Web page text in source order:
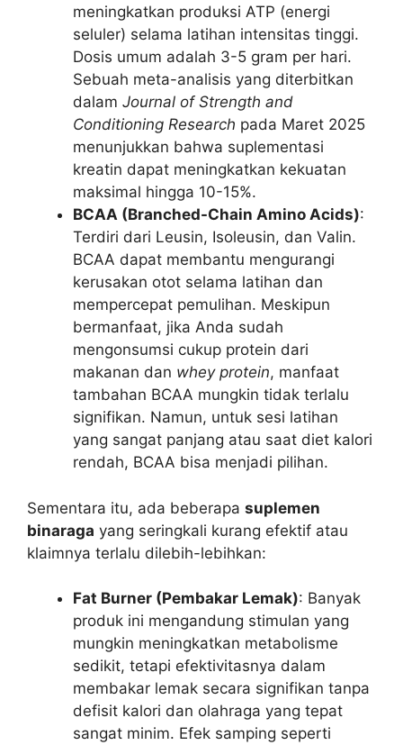
meningkatkan produksi ATP (energi
seluler) selama latihan intensitas tinggi.
Dosis umum adalah 3-5 gram per hari.
Sebuah meta-analisis yang diterbitkan
dalam Journal of Strength and
Conditioning Research pada Maret 2025
menunjukkan bahwa suplementasi
kreatin dapat meningkatkan kekuatan
maksimal hingga 10-15%.
BCAA (Branched-Chain Amino Acids):
Terdiri dari Leusin, Isoleusin, dan Valin.
BCAA dapat membantu mengurangi
kerusakan otot selama latihan dan
mempercepat pemulihan. Meskipun
bermanfaat, jika Anda sudah
mengonsumsi cukup protein dari
makanan dan whey protein, manfaat
tambahan BCAA mungkin tidak terlalu
signifikan. Namun, untuk sesi latihan
yang sangat panjang atau saat diet kalori
rendah, BCAA bisa menjadi pilihan.
Sementara itu, ada beberapa suplemen
binaraga yang seringkali kurang efektif atau
klaimnya terlalu dilebih-lebihkan:
Fat Burner (Pembakar Lemak): Banyak
produk ini mengandung stimulan yang
mungkin meningkatkan metabolisme
sedikit, tetapi efektivitasnya dalam
membakar lemak secara signifikan tanpa
defisit kalori dan olahraga yang tepat
sangat minim. Efek samping seperti